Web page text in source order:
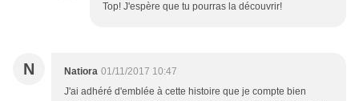
Top! J'espère que tu pourras la découvrir!
N Natiora 01/11/2017 10:47
J'ai adhéré d'emblée à cette histoire que je compte bien